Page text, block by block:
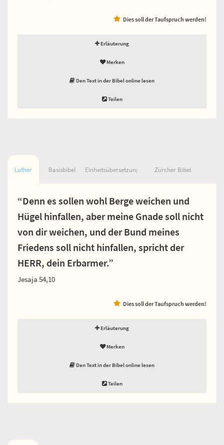
Dies soll der Taufspruch werden!
Erläuterung
Merken
Den Text in der Bibel online lesen
Teilen
Luther Basisbibel Einheitsübersetzung Zürcher Bibel
“Denn es sollen wohl Berge weichen und
Hügel hinfallen, aber meine Gnade soll nicht
von dir weichen, und der Bund meines
Friedens soll nicht hinfallen, spricht der
HERR, dein Erbarmer.”
Jesaja 54,10
Dies soll der Taufspruch werden!
Erläuterung
Merken
Den Text in der Bibel online lesen
Teilen